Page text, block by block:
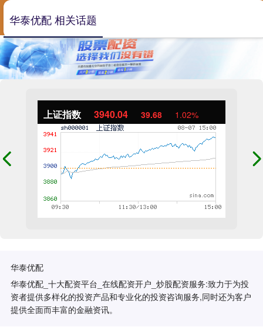
上证指数 3940.04 39.68 1.02%
华泰优配
华泰优配_十大配资平台_在线配资开户_炒股配资服务:致力于为投
资者提供多样化的投资产品和专业化的投资咨询服务,同时还为客户
提供全面而丰富的金融资讯。
华泰优配 相关话题